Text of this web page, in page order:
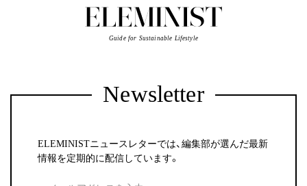
Guide for Sustainable Lifestyle
Newsletter
ELEMINISTニュースレターでは、編集部が選んだ最新
情報を定期的に配信しています。